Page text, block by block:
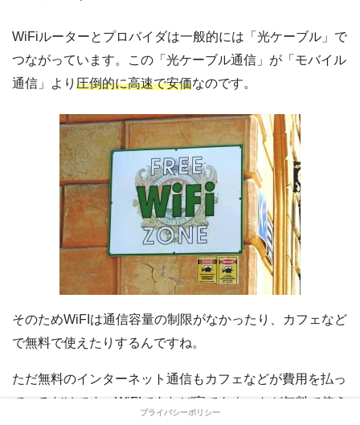
WiFiルーターとプロバイダは一般的には「光ケーブル」で
つながっています。この「光ケーブル通信」が「モバイル
通信」より 圧倒的に高速で安価なのです。
そのためWiFIは通信容量の制限がなかったり、カフェなど
で無料で使えたりするんですね。
ただ無料のインターネット通信もカフェなどが費用を払っ
ているだけです。WiFIであれば家でもネットが無料で使え
プライバシーポリシー